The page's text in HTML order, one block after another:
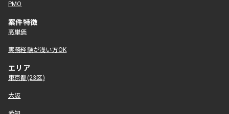
PMO
案件特徴
高単価
実務経験が浅い方OK
エリア
東京都(23区)
大阪